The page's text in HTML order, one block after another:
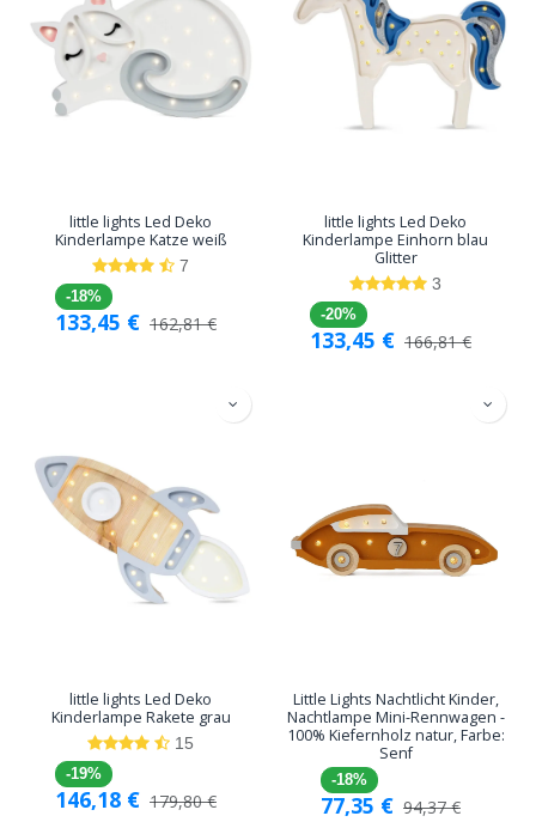
little lights Led Deko
Kinderlampe Katze weiß
7
-18%
133,45 € 162,81€
little lights Led Deko
Kinderlampe Einhorn blau
Glitter
3
-20%
133,45 € 166,81€
little lights Led Deko
Kinderlampe Rakete grau
15
-19%
146,18 € 179,80€
Little Lights Nachtlicht Kinder,
Nachtlampe Mini-Rennwagen -
100% Kiefernholz natur, Farbe:
Senf
-18%
77,35 € 94,37€